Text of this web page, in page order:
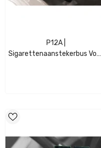
P12A |
Sigarettenaanstekerbus Voor